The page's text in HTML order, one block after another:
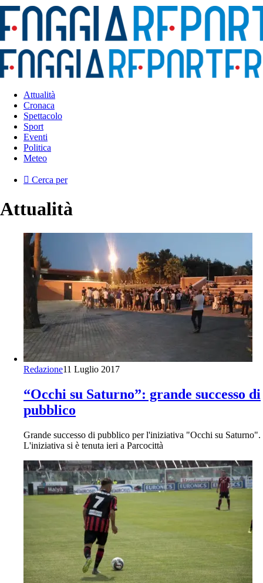
Attualità
Cronaca
Spettacolo
Sport
Eventi
Politica
Meteo
Cerca per
Attualità
Redazione11 Luglio 2017
“Occhi su Saturno”: grande successo di
pubblico
Grande successo di pubblico per l'iniziativa "Occhi su Saturno".
L'iniziativa si è tenuta ieri a Parcocittà